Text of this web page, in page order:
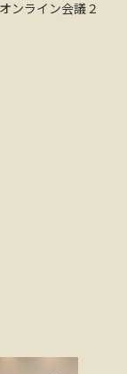
オンライン会議２